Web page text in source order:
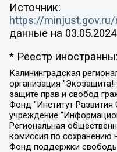
Источник:
https://
данные на 03.05.2024
* Реестр
Калининградская региональная общественная организация "Экозащита!-Женсовет", Фонд содействия защите прав и свобод граждан "Общественный вердикт", Фонд "Институт Развития Свободы Информации", Частное учреждение "Информационное агентство МЕМО. РУ", Региональная общественная организация "Общественная комиссия по сохранению наследия академика Сахарова", Фонд поддержки свободы прессы, Санкт-Петербургская общественная правозащитная организация "Гражданский контроль", Межрегиональная общественная организация "Информационно-просветительский центр "Мемориал", Региональный Фонд "Центр Защиты Прав Средств Массовой Информации", с 05.12.2023 Фонд "Центр Защиты Прав Средств массовой информации", Региональная общественная благотворительная организация помощи беженцам и мигрантам "Гражданское содействие", Негосударственное образовательное учреждение дополнительного профессионального образования (повышение квалификации) специалистов "АКАДЕМИЯ ПО ПРАВАМ ЧЕЛОВЕКА", Свердловская региональная общественная организация "Сутяжник", Автономная некоммерческая организация "Центр независимых социологических исследований", Союз общественных объединений "Российский исследовательский центр по правам человека", Региональное общественное учреждение научно-информационный центр "МЕМОРИАЛ", Некоммерческая организация "Фонд защиты гласности", Автономная некоммерческая организация "Институт прав человека", Городская общественная организация "Екатеринбургское общество "МЕМОРИАЛ", Городская общественная организация "Рязанское историко-просветительское и правозащитное общество "Мемориал" (Рязанский Мемориал), Челябинский региональный орган общественной самодеятельности – женское общественное объединение "Женщины Евразии", Челябинский региональный орган общественной самодеятельности "Уральская правозащитная группа", Фонд содействия защите здоровья и социальной справедливости имени Андрея Рылькова, Автономная Некоммерческая Организация "Аналитический Центр Юрия Левады", Автономная некоммерческая организация социальной поддержки населения "Проект Апрель", Региональная общественная организация помощи женщинам и детям, находящимся в кризисной ситуации "Информационно-методический центр "Анна", Фонд содействия развитию массовых коммуникаций и правовому просвещению "Так-так-Так", Фонд содействия устойчивому развитию "Серебряная тайга", Свердловский региональный общественный фонд социальных проектов "Новое время", "Idel.Реалии", Кавказ.Реалии, Крым.Реалии, Телеканал Настоящее Время, Татаро-башкирская служба Радио Свобода (Azatliq Radiosi), Радио Свободная Европа/Радио Свобода (PCE/PC), "Сибирь.Реалии", "Фактограф", Благотворительный фонд помощи осужденным и их семьям, Автономная некоммерческая организация "Институт глобализации и социальных движений", Фонд "В защиту прав заключенных", Частное учреждение "Центр поддержки и содействия развитию средств массовой информации", Пензенский региональный общественный благотворительный фонд "Гражданский союз", "Север.Реалии", Некоммерческая организация Фонд "Правовая инициатива", Общество с ограниченной ответственностью "Радио Свободная Европа/Радио Свобода", Чешское информационное агентство "MEDIUM-ORIENT", Красноярская региональная общественная организация "Мы против СПИДа", Камалягин Денис Николаевич, Маркелов Сергей Евгеньевич, Пономарев Лев Александрович, Савицкая Людмила Алексеевна, Автономная некоммерческая организация "Центр по работе с проблемой насилия "НАСИЛИЮ.НЕТ", Межрегиональный профессиональный союз работников здравоохранения "Альянс врачей", Юридическое лицо, зарегистрированное в Латвийской Республике, SIA "Medusa Project" (регистрационный номер 40103797863, дата регистрации 10.06.2014), Некоммерческая организация "Фонд по борьбе с коррупцией", Автономная некоммерческая организация "Институт права и публичной политики", Баданин Роман Сергеевич, Гликин Максим Александрович, Железнова Мария Михайловна, Лукьянова Юлия Сергеевна, Маетная Елизавета Витальевна, Маняхин Петр Борисович, Чуракова Ольга Владимировна, Ярош Юлия Петровна, Юридическое лицо "The Insider SIA", зарегистрированное в Риге, Латвийская Республика (дата регистрации 26.06.2015), являющееся администратором доменного имени интернет-издания "The Insider SIA", https://theins.ru, Постернак Алексей Евгеньевич, Рубин Михаил Аркадьевич, Анин Роман Александрович, Юридическое лицо Istories fonds, зарегистрированное в Латвийской Республике (регистрационный номер 50008295751, дата регистрации 24.02.2020), Великовский Дмитрий Александрович, Долинина Ирина Николаевна, Мароховская Алеся Алексеевна, Шлейнов Роман Юрьевич, Шмагун Олеся Валентиновна, Общество с ограниченной ответственностью "Альтаир 2021", Общество с ограниченной ответственностью "Вега 2021", Общество с ограниченной ответственностью "Главный редактор 2021", Общество с ограниченной ответственностью "Ромашки монолит", Важенков Артем Валерьевич, Ивановская областная общественная организация "Центр гендерных исследований", Гурман Юрий Альбертович, Медиапроект "ОВД-Инфо", Егоров Владимир Владимирович, Жилинский Владимир Александрович, Общество с ограниченной ответственностью "ЗП", Иванова София Юрьевна, Карезина Инна Павловна, Кильтау Екатерина Викторовна, Петров Алексей Викторович, Пискунов Сергей Евгеньевич, Смирнов Сергей Сергеевич, Тихонов Михаил Сергеевич, Общество с ограниченной ответственностью "ЖУРНАЛИСТ-ИНОСТРАННЫЙ АГЕНТ", Арапова Галина Юрьевна, Вольтская Татьяна Анатольевна, Американская компания "Mason G.E.S. Anonymous Foundation" (США), являющаяся владельцем